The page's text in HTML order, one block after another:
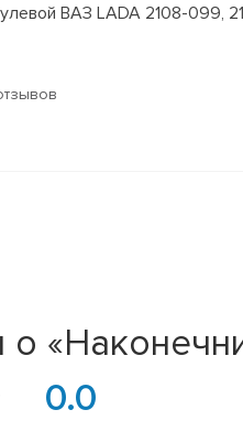
ВАЗ LADA 2108-099,
0.0